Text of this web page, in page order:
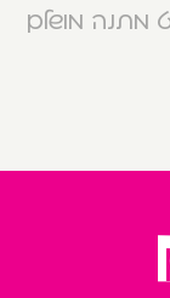
מתנה מושלם